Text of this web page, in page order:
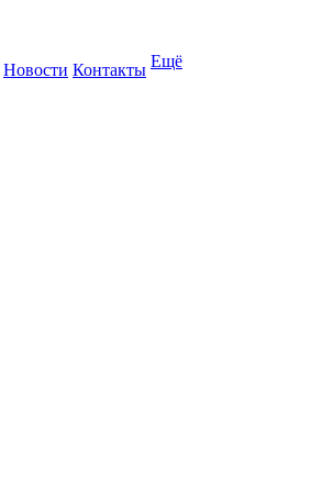
Новости Контакты Ещё